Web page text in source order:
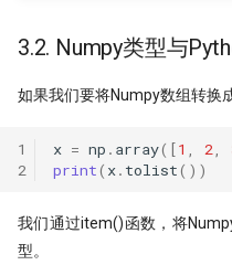
3.2. Numpy类型与
如果我们要将Numpy数组转换
1
2
x = np . array([1 , 2,
print( x. tolist())
我们通过item()函数，将
型。